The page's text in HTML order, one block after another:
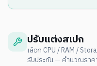
ปรับแต่งสเปก
เลือก CPU / RAM /
รับประกัน — คำนวณราค